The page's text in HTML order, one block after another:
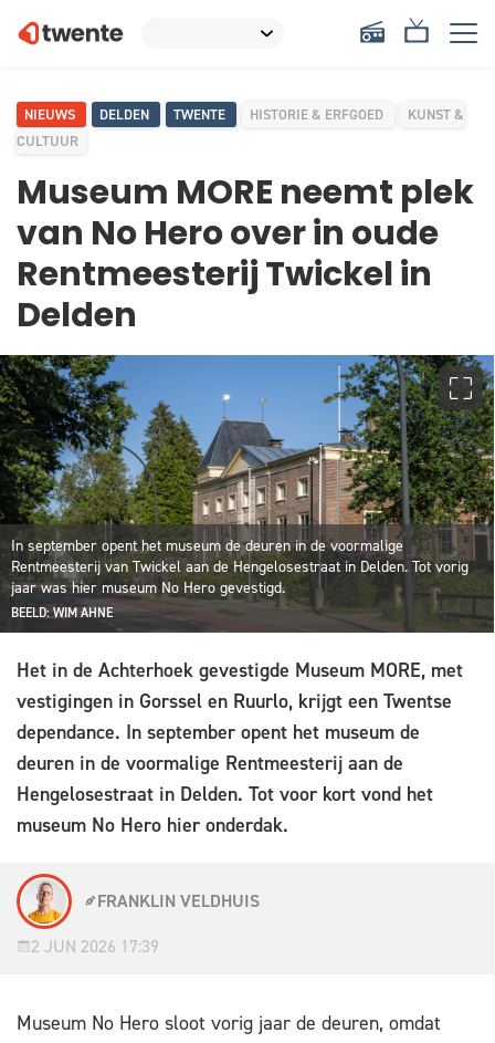
NIEUWS DELDEN TWENTE HISTORIE & ERFGOED
KUNST &
CULTUUR
Museum MORE neemt plek
van No Hero over in oude
Rentmeesterij Twickel in
Delden
In september opent het museum de deuren in de voormalige
Rentmeesterij van Twickel aan de Hengelosestraat in Delden. Tot vorig
jaar was hier museum No Hero gevestigd.
BEELD: WIM AHNE
Het in de Achterhoek gevestigde Museum MORE, met
vestigingen in Gorssel en Ruurlo, krijgt een Twentse
dependance. In september opent het museum de
deuren in de voormalige Rentmeesterij aan de
Hengelosestraat in Delden. Tot voor kort vond het
museum No Hero hier onderdak.
FRANKLIN VELDHUIS
2 JUN 2026 17:39
Museum No Hero sloot vorig jaar de deuren, omdat